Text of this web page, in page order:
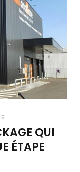
QUI
ÉTAPE